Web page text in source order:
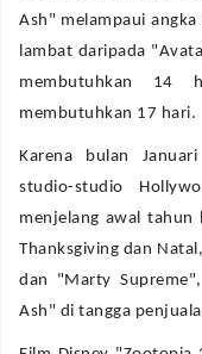
Ash" melampaui
lambat daripada
membutuhkan 14
membutuhkan 17 hari.
Karena bulan
studio-studio
menjelang awal
Thanksgiving dan
dan "Marty
Ash" di tangga